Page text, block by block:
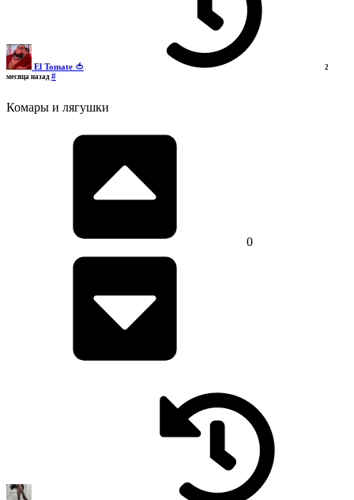
El Tomate 🍅
2
месяца назад #
Комары и лягушки
0